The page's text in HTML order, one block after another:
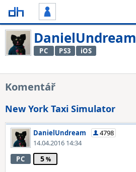
DanielUndream
PC
PS3 iOS
Komentář
New York Taxi Simulator
DanielUndream
4798
14.04.2016 14:34
PC 5